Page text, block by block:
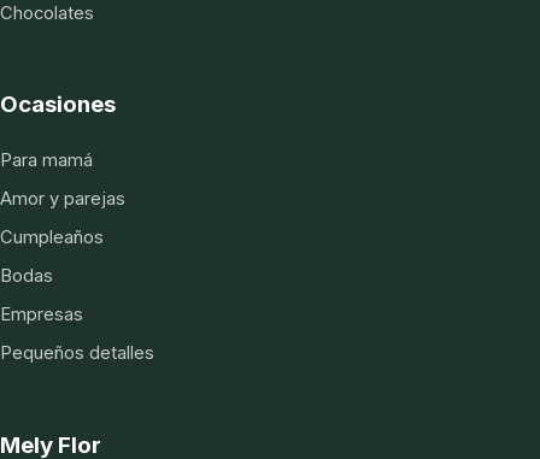
Chocolates
Ocasiones
Para mamá
Amor y parejas
Cumpleaños
Bodas
Empresas
Pequeños detalles
Mely Flor